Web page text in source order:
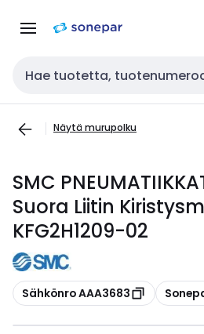
navigointiinsisältöön
Haku
Näytä murupolku
SMC
Suora Liitin
KFG2H1209-02
Kopioi
Sähkönro AAA3683 Kopioi